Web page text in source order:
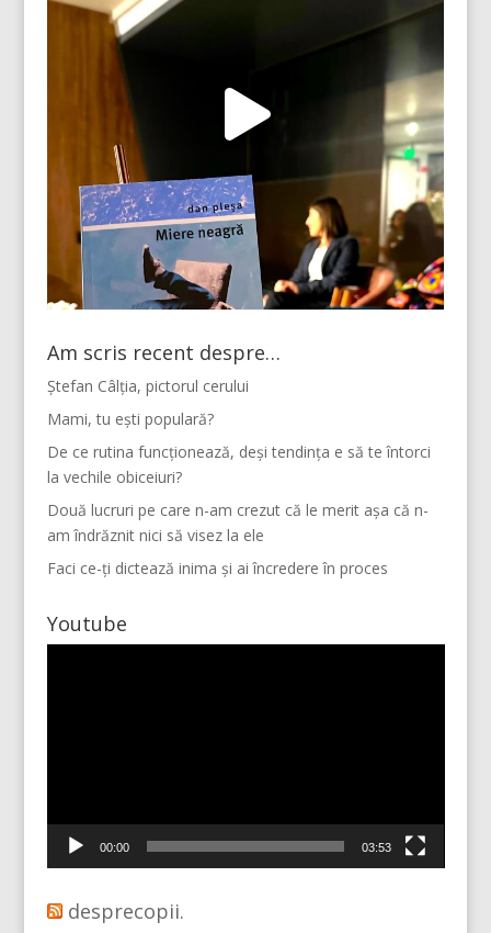
Am scris recent despre…
Ștefan Câlția, pictorul cerului
Mami, tu ești populară?
De ce rutina funcționează, deși tendința e să te întorci
la vechile obiceiuri?
Două lucruri pe care n-am crezut că le merit așa că n-
am îndrăznit nici să visez la ele
Faci ce-ți dictează inima și ai încredere în proces
Youtube
00:00 03:53
desprecopii.